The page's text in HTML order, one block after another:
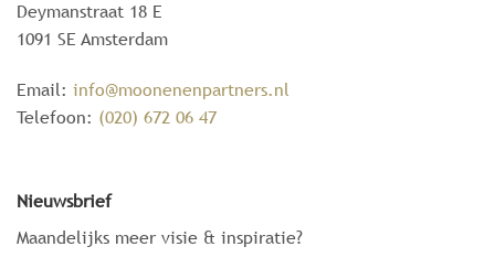
Deymanstraat 18 E
1091 SE Amsterdam
Email: info@moonenenpartners.nl
Telefoon: (020) 672 06 47
Nieuwsbrief
Maandelijks meer visie & inspiratie?